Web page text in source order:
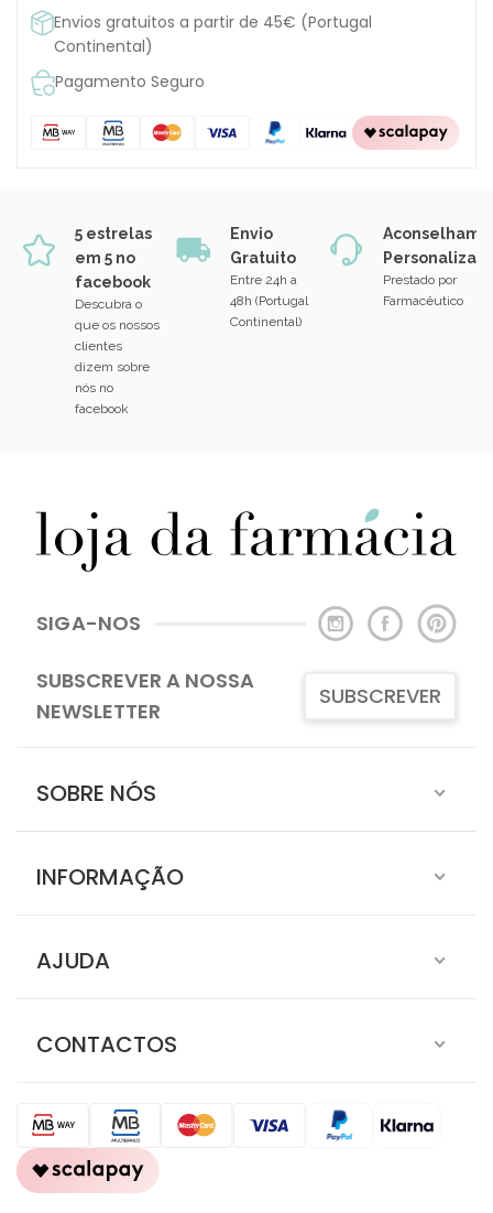
Envios gratuitos a partir de 45€ (Portugal
Continental)
Pagamento Seguro
5 estrelas
em 5 no
facebook
Descubra o
que os nossos
clientes
dizem sobre
nós no
facebook
Envio
Gratuito
Entre 24h a
48h (Portugal
Continental)
Prestado por
Farmacêutico
SIGA-NOS
SUBSCREVER A NOSSA
NEWSLETTER
SUBSCREVER
SOBRE NÓS
INFORMAÇÃO
AJUDA
CONTACTOS